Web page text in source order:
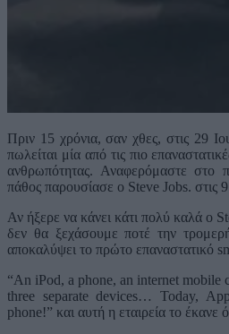
Πριν 15 χρόνια, σαν χθες, στις 29
πωλείται μία από τις πιο
ανθρωπότητας. Αναφερόμαστε
πάθος παρουσίασε ο Steve Jobs. στις
Αν ήξερε να κάνει κάτι πολύ καλά ο
δεν θα ξεχάσουμε ποτέ την
αποκαλύψει το πρώτο επαναστατικό
“An iPod, a phone, an internet
three separate devices… Today,
phone!” και αυτή η εταιρεία το έκανε